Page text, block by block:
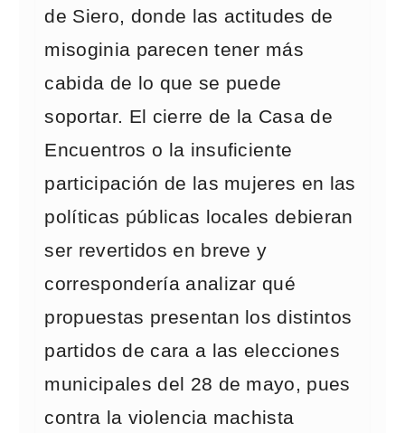
de Siero, donde las actitudes de
misoginia parecen tener más
cabida de lo que se puede
soportar. El cierre de la Casa de
Encuentros o la insuficiente
participación de las mujeres en las
políticas públicas locales debieran
ser revertidos en breve y
correspondería analizar qué
propuestas presentan los distintos
partidos de cara a las elecciones
municipales del 28 de mayo, pues
contra la violencia machista